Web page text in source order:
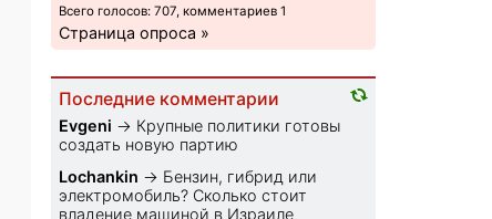
Всего голосов: 707, комментариев 1
Страница опроса »
Последние комментарии
Evgeni → Крупные политики готовы
создать новую партию
Lochankin → Бензин, гибрид или
электромобиль? Cколько стоит
владение машиной в Израиле